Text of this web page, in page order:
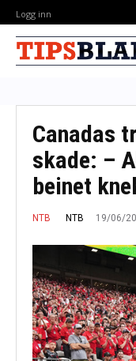
Logg inn
Canadas
skade: –
beinet
NTB NTB 19/06/